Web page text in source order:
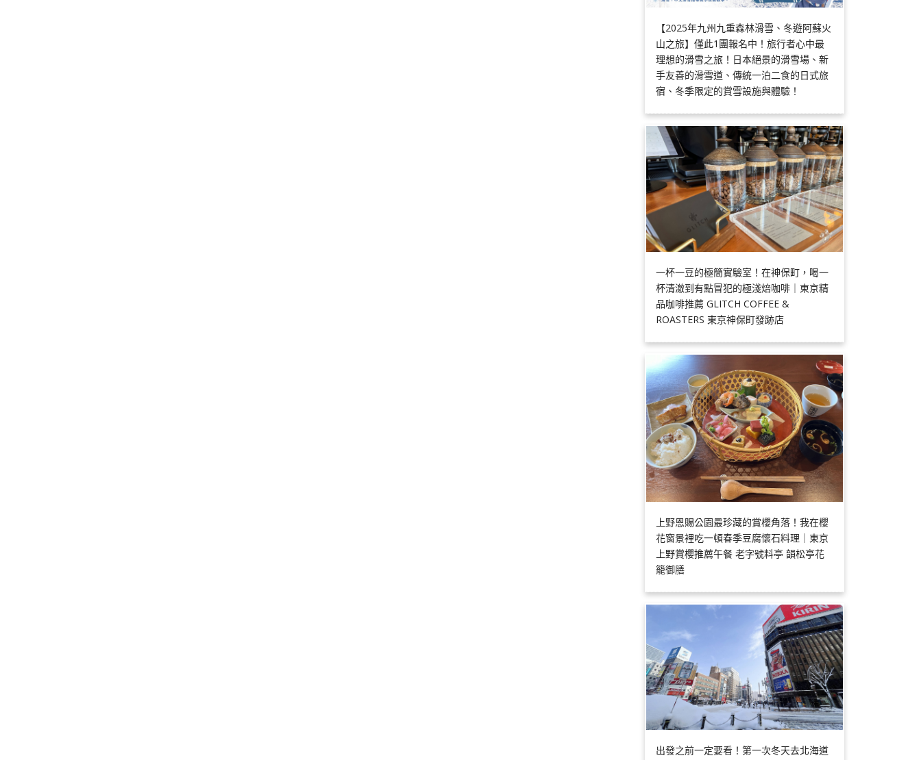
【2025年九州九重森林滑雪、冬遊阿蘇火
山之旅】僅此1團報名中！旅行者心中最
理想的滑雪之旅！日本絕景的滑雪場、新
手友善的滑雪道、傳統一泊二食的日式旅
宿、冬季限定的賞雪設施與體驗！
一杯一豆的極簡實驗室！在神保町，喝一
杯清澈到有點冒犯的極淺焙咖啡｜東京精
品咖啡推薦 GLITCH COFFEE &
ROASTERS 東京神保町發跡店
上野恩賜公園最珍藏的賞櫻角落！我在櫻
花窗景裡吃一頓春季豆腐懷石料理｜東京
上野賞櫻推薦午餐 老字號料亭 韻松亭花
籠御膳
出發之前一定要看！第一次冬天去北海道